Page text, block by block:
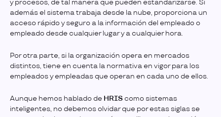
y procesos, de tal manera que pueden estandarizarse. Si
además el sistema trabaja desde la nube, proporciona un
acceso rápido y seguro a la información del empleado o
empleado desde cualquier lugar y a cualquier hora.
Por otra parte, si la organización opera en mercados
distintos, tiene en cuenta la normativa en vigor para los
empleados y empleadas que operan en cada uno de ellos.
Aunque hemos hablado de HRIS como sistemas
inteligentes, no debemos olvidar que por estas siglas se